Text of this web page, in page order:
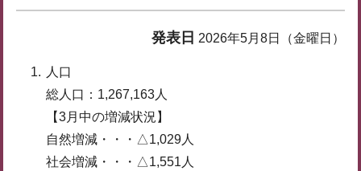
発表日 2026年5月8日（金曜日）
人口
総人口：1,267,163人
【3月中の増減状況】
自然増減・・・△1,029人
社会増減・・・△1,551人